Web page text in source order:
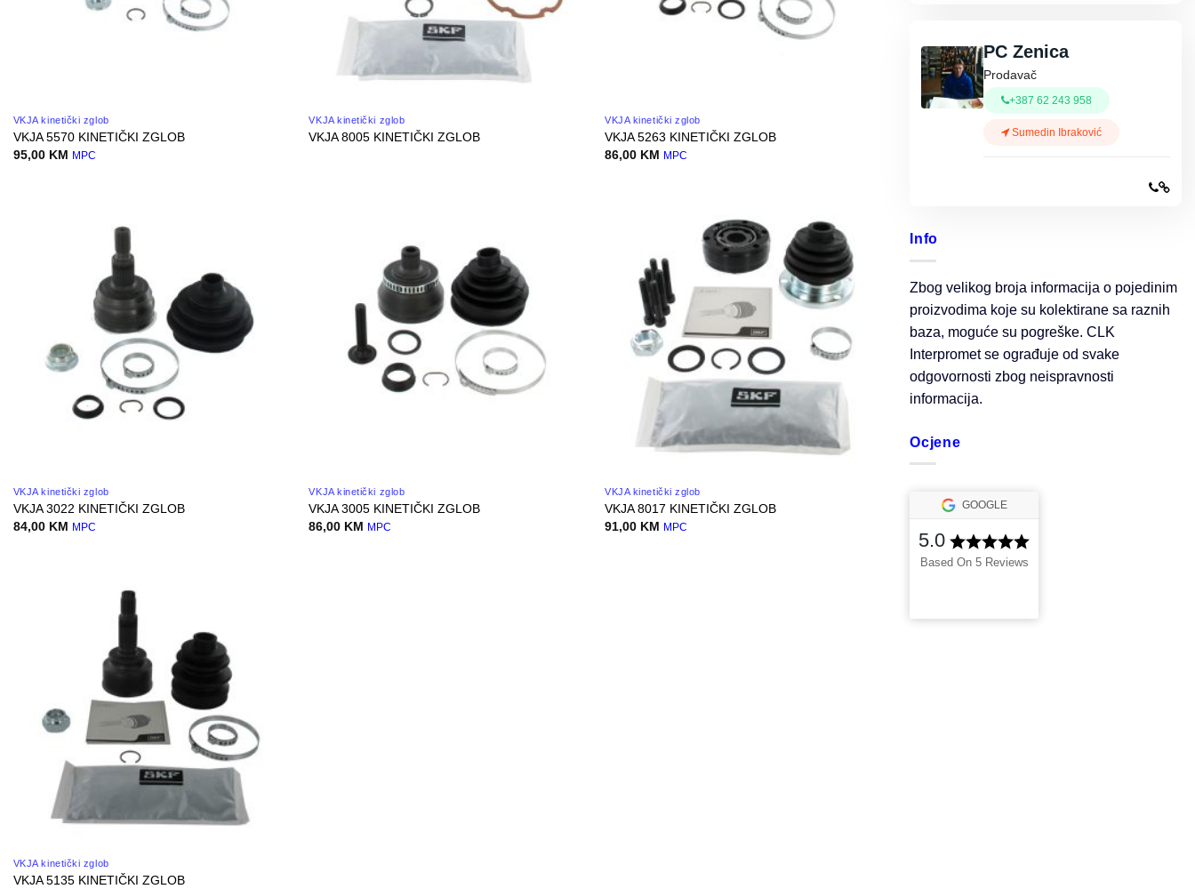
VKJA kinetički zglob
VKJA 5570 KINETIČKI ZGLOB
95,00 KM MPC
VKJA kinetički zglob
VKJA 8005 KINETIČKI ZGLOB
VKJA kinetički zglob
VKJA 5263 KINETIČKI ZGLOB
86,00 KM MPC
VKJA kinetički zglob
VKJA 3022 KINETIČKI ZGLOB
84,00 KM MPC
VKJA kinetički zglob
VKJA 3005 KINETIČKI ZGLOB
86,00 KM MPC
VKJA kinetički zglob
VKJA 8017 KINETIČKI ZGLOB
91,00 KM MPC
VKJA kinetički zglob
VKJA 5135 KINETIČKI ZGLOB
PC Zenica
Prodavač
+387 62 243 958
Sumedin Ibraković
Info
Zbog velikog broja informacija o pojedinim
proizvodima koje su kolektirane sa raznih
baza, moguće su pogreške. CLK
Interpromet se ograđuje od svake
odgovornosti zbog neispravnosti
informacija.
Ocjene
GOOGLE
5.0
Based On 5 Reviews